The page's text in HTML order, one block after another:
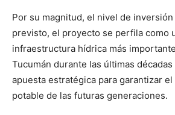
Por su magnitud, el nivel de inversión
previsto, el proyecto se perfila como
infraestructura hídrica más
Tucumán durante las últimas
apuesta estratégica para garantizar el
potable de las futuras generaciones.